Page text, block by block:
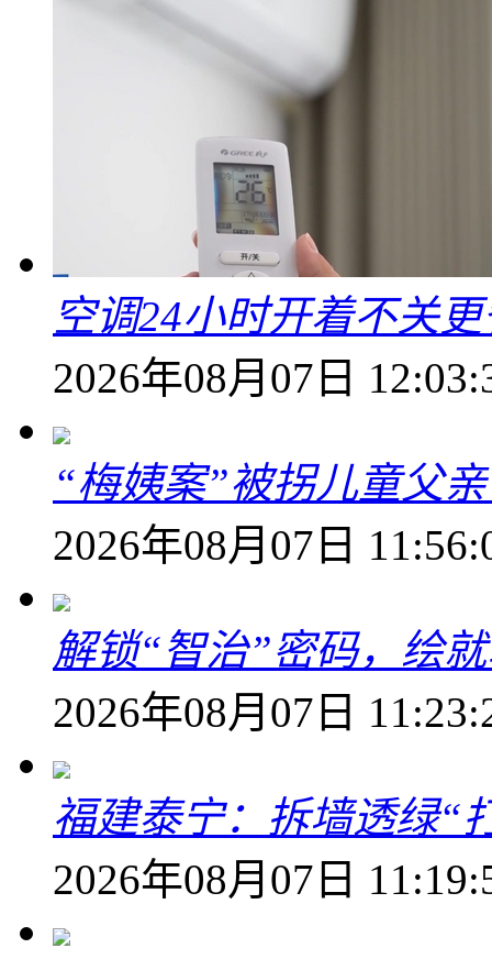
空调24小时开着不关
2026年08月07日
“梅姨案”被拐儿童父
2026年08月07日
解锁“智治”密码，绘
2026年08月07日
福建泰宁：拆墙透绿“
2026年08月07日